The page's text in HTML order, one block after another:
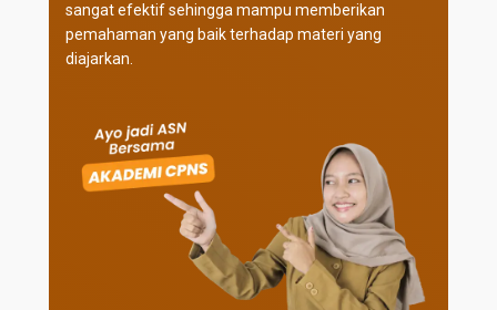
sangat efektif sehingga mampu memberikan
pemahaman yang baik terhadap materi yang
diajarkan.